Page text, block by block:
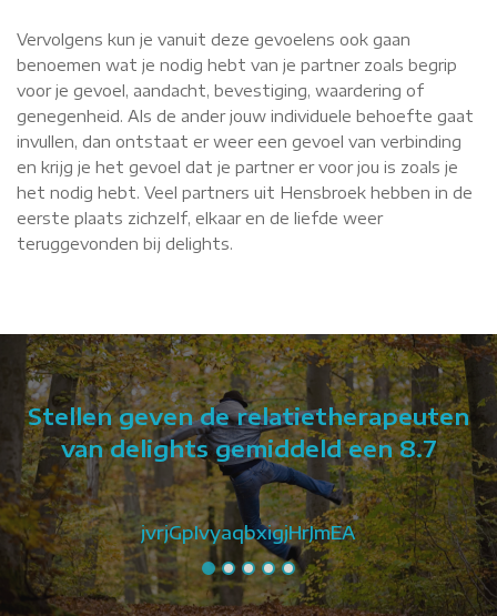
Vervolgens kun je vanuit deze gevoelens ook gaan
benoemen wat je nodig hebt van je partner zoals begrip
voor je gevoel, aandacht, bevestiging, waardering of
genegenheid. Als de ander jouw individuele behoefte gaat
invullen, dan ontstaat er weer een gevoel van verbinding
en krijg je het gevoel dat je partner er voor jou is zoals je
het nodig hebt. Veel partners uit Hensbroek hebben in de
eerste plaats zichzelf, elkaar en de liefde weer
teruggevonden bij delights.
Stellen geven de relatietherapeuten
van delights gemiddeld een 8.7
jvrjGpIvyaqbxigjHrJmEA